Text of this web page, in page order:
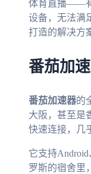
体育直播——有
设备，无法满
打造的解决方
番茄加
番茄加速器的
大阪，甚至是
快速连接，几
它支持
罗斯的宿舍里